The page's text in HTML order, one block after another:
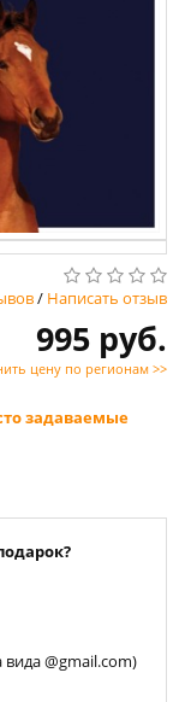
/ Написать отзыв
995 руб.
цену по регионам >>
задаваемые
@gmail.com)